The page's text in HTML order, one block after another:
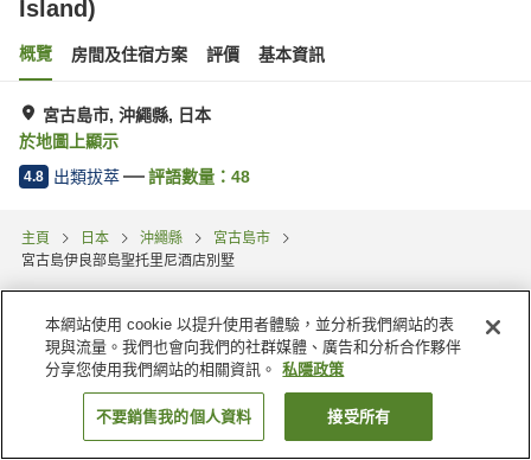
Island)
概覽 房間及住宿方案 評價 基本資訊
宮古島市, 沖繩縣, 日本
於地圖上顯示
4.8 出類拔萃 評語數量： 48
主頁 日本 沖繩縣
宮古島市
宮古島伊良部島聖托里尼酒店別墅
找客房
本網站使用 cookie 以提升使用者體驗，並分析我們網站的表
現與流量。我們也會向我們的社群媒體、廣告和分析合作夥伴
分享您使用我們網站的相關資訊。
私隱政策
不要銷售我的個人資料 接受所有